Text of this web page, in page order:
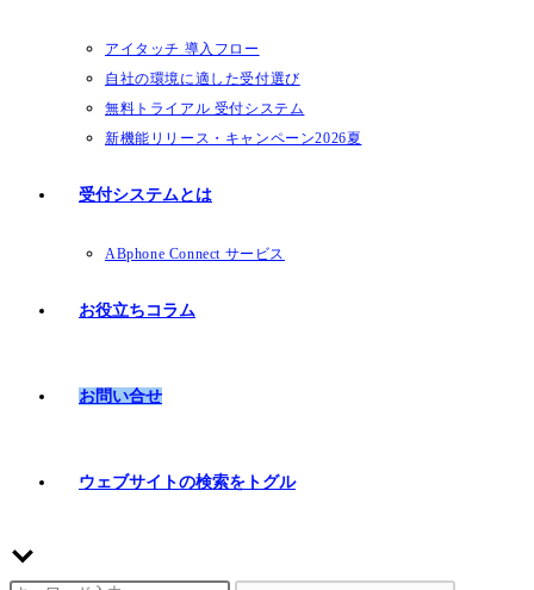
アイタッチ 導入フロー
自社の環境に適した受付選び
無料トライアル 受付システム
新機能リリース・キャンペーン2026夏
受付システムとは
ABphone Connect サービス
お役立ちコラム
お問い合せ
ウェブサイトの検索をトグル